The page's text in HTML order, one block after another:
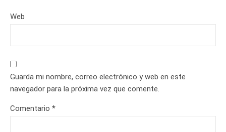
Web
Guarda mi nombre, correo electrónico y web en este
navegador para la próxima vez que comente.
Comentario *